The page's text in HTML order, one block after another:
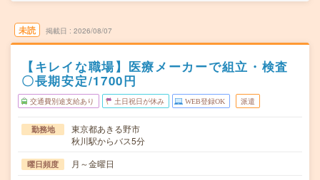
未読 掲載日 2026/08/07
【キレイな職場】医療メーカーで組立・検査
〇長期安定/1700円
交通費別途支給あり 土日祝日が休み WEB登録OK 派遣
勤務地
東京都あきる野市
秋川駅からバス5分
曜日頻度 月～金曜日